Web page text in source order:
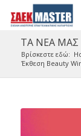
ΤΑ ΝΕΑ ΜΑΣ
Βρίσκεστε εδώ:
Έκθεση Beauty